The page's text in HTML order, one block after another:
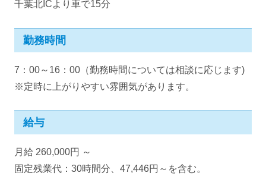
千葉北ICより車で15分
勤務時間
7：00～16：00（勤務時間については相談に応じます)
※定時に上がりやすい雰囲気があります。
給与
月給 260,000円 ～
固定残業代：30時間分、47,446円～を含む。